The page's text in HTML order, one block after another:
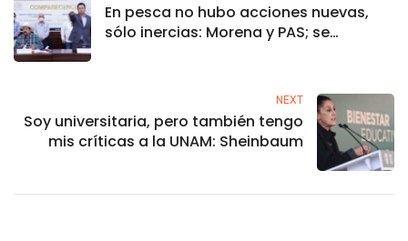
En pesca no hubo acciones nuevas,
sólo inercias: Morena y PAS; se
NEXT
Soy universitaria, pero también tengo
mis críticas a la UNAM: Sheinbaum